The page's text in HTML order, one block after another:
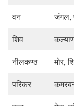
वन जंगल,
शिव
नीलकण्ठ मोर,
परिकर